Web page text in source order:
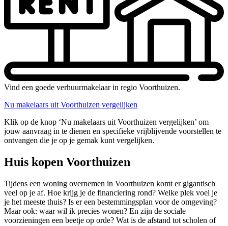
Vind een goede verhuurmakelaar in regio Voorthuizen.
Nu makelaars uit Voorthuizen vergelijken
Klik op de knop ‘Nu makelaars uit Voorthuizen vergelijken’ om
jouw aanvraag in te dienen en specifieke vrijblijvende voorstellen te
ontvangen die je op je gemak kunt vergelijken.
Huis kopen Voorthuizen
Tijdens een woning overnemen in Voorthuizen komt er gigantisch
veel op je af. Hoe krijg je de financiering rond? Welke plek voel je
je het meeste thuis? Is er een bestemmingsplan voor de omgeving?
Maar ook: waar wil ik precies wonen? En zijn de sociale
voorzieningen een beetje op orde? Wat is de afstand tot scholen of